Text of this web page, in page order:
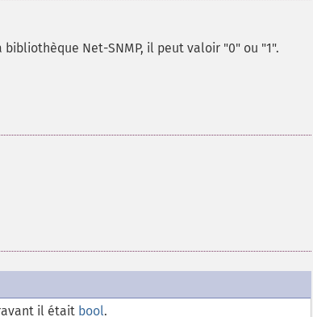
Net-SNMP, il peut valoir "0" ou "1".
il était bool.